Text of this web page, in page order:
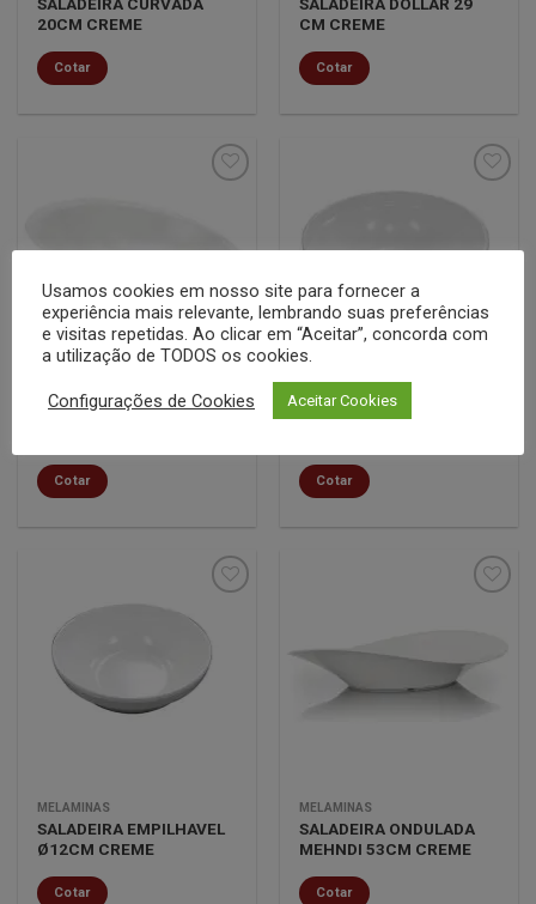
20CM CREME
Cotar
CM CREME
Cotar
desejos
MELAMINAS
SALADEIRA ELLIPS
Cotar
MELAMINAS
SALADEIRA EMP Ø12CM
Cotar
lista de
desejos
MELAMINAS
SALADEIRA EMPILHAVEL
Ø12CM CREME
Cotar
lista de
desejos
MELAMINAS
SALADEIRA ONDULADA
MEHNDI 53CM CREME
Cotar
Usamos cookies em nosso site para fornecer a
experiência mais relevante, lembrando suas preferências
e visitas repetidas. Ao clicar em “Aceitar”, concorda com
a utilização de TODOS os cookies.
Configurações de Cookies Aceitar Cookies